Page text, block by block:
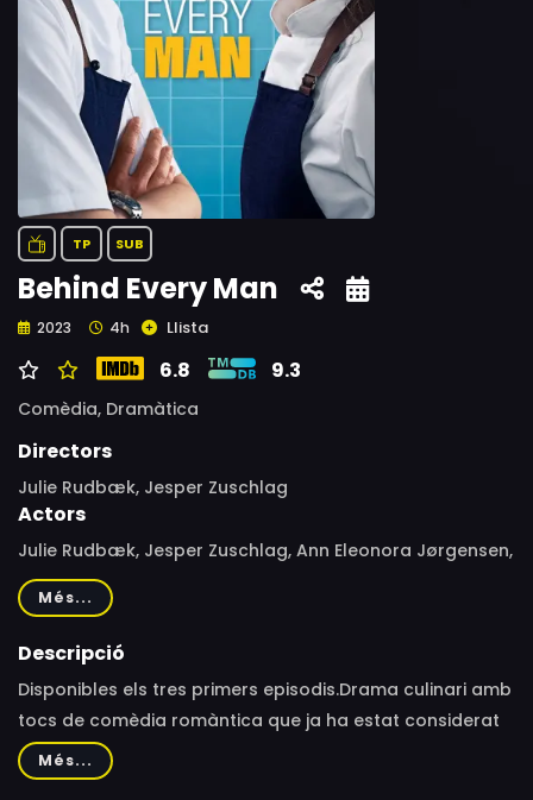
TP SUB
Behind Every Man
2023 4h Llista
6.8 9.3
Comèdia, Dramàtica
Directors
Julie Rudbæk, Jesper Zuschlag
Actors
Julie Rudbæk, Jesper Zuschlag, Ann Eleonora Jørgensen,
Sara Fanta Traore, Ari Alexander, Eva Jin, Morten Brovn
Jørgensen, Anders Brink Madsen
Més...
Descripció
Disponibles els tres primers episodis.Drama culinari amb
tocs de comèdia romàntica que ja ha estat considerat
com el The Bear danès.Michael és el cap de cuina d’un
popular restaurant de Copenhaguen. L’ha construït des
Més...